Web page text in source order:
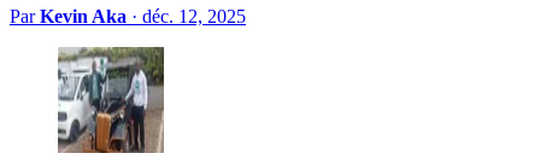
ParKevin Aka · déc. 12, 2025